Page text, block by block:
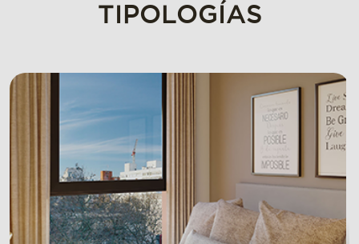
TIPOLOGÍAS